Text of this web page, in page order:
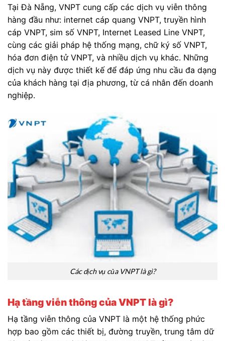
Tại Đà Nẵng, VNPT cung cấp các dịch vụ viễn thông
hàng đầu như: internet cáp quang VNPT, truyền hình
cáp VNPT, sim số VNPT, Internet Leased Line VNPT,
cùng các giải pháp hệ thống mạng, chữ ký số VNPT,
hóa đơn điện tử VNPT, và nhiều dịch vụ khác. Những
dịch vụ này được thiết kế để đáp ứng nhu cầu đa dạng
của khách hàng tại địa phương, từ cá nhân đến doanh
nghiệp.
Các dịch vụ của VNPT là gì?
Hạ tầng viễn thông của VNPT là gì?
Hạ tầng viễn thông của VNPT là một hệ thống phức
hợp bao gồm các thiết bị, đường truyền, trung tâm dữ